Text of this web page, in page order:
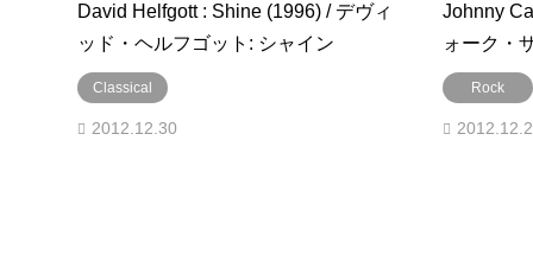
David Helfgott : Shine (1996) / デヴィ
ッド・ヘルフゴット: シャイン
Classical
2012.12.30
Johnny
ォーク・
Rock